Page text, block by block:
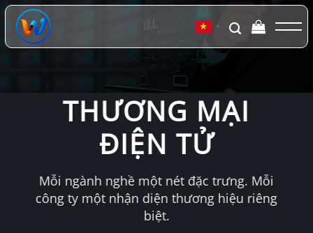
Chuyển
đến
dung
▼
THƯƠNG MẠI
ĐIỆN TỬ
Mỗi ngành nghề một nét đặc trưng. Mỗi
công ty một nhận diện thương hiệu riêng
biệt.